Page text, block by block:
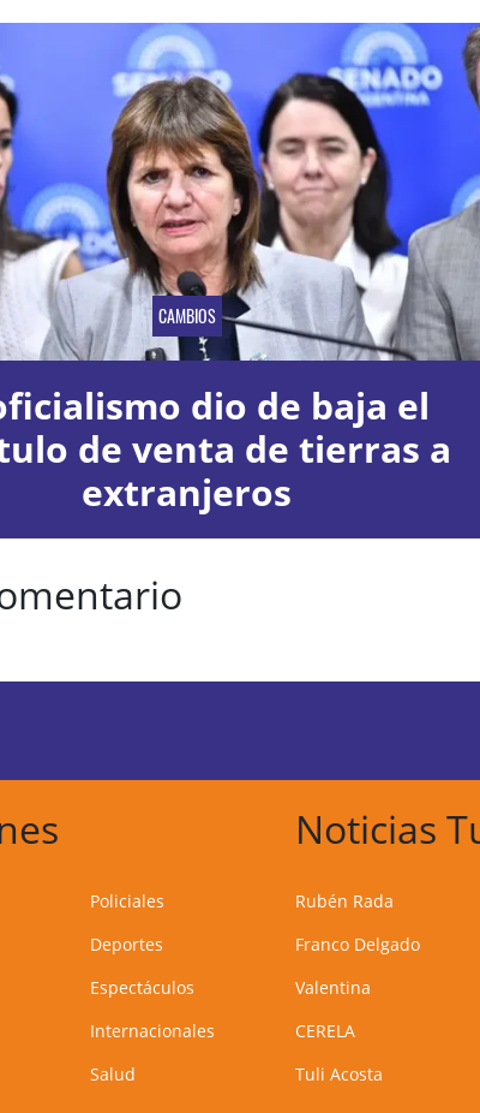
CAMBIOS
dio de baja el
de venta de tierras a
extranjeros
Policiales
Deportes
Espectáculos
Internacionales
Salud
Noticias
Rubén Rada
Franco Delgado
Valentina
CERELA
Tuli Acosta